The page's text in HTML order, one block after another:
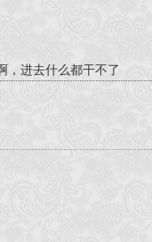
，进去什么都干不了